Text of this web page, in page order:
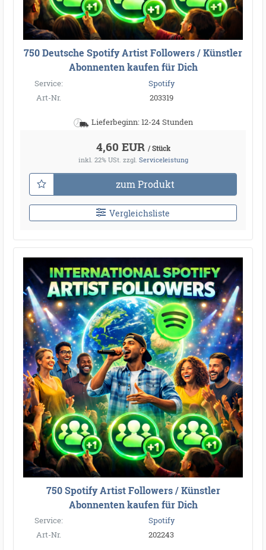
750 Deutsche Spotify Artist Followers / Künstler
Abonnenten kaufen für Dich
Service:
Spotify
Art-Nr.
203319
Lieferbeginn: 12-24 Stunden
4,60 EUR / Stück
inkl. 22% USt. zzgl. Serviceleistung
zum Produkt
Vergleichsliste
750 Spotify Artist Followers / Künstler
Abonnenten kaufen für Dich
Service:
Spotify
Art-Nr.
202243